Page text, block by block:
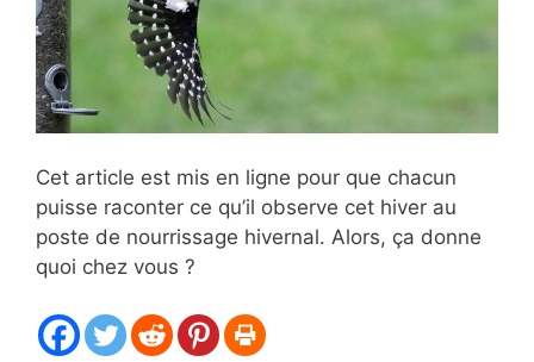
Cet article est mis en ligne pour que chacun
puisse raconter ce qu’il observe cet hiver au
poste de nourrissage hivernal. Alors, ça donne
quoi chez vous ?